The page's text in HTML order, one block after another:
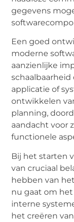
gegevens
Een goed
moderne
aanzienlijke
applicatie of
ontwikkelen
planning,
aandacht voor
functionele
Bij het starten
van cruciaal
hebben van
nu gaat om
interne
het creëren